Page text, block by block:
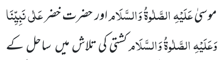
موسیٰعَلَیْہِ الصَّلٰوۃُ وَالسَّلَاماور حضرت خضرعَلٰی نَبِیِّنَا
وَعَلَیْہِ الصَّلٰوۃُ وَالسَّلَامکشتی کی تلاش میںساحل کے